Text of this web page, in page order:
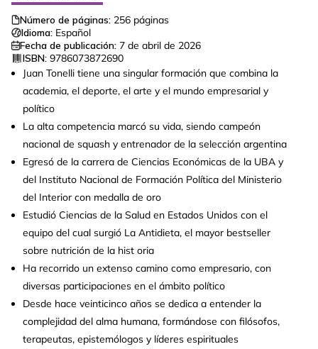
Número de páginas: 256 páginas
Idioma: Español
Fecha de publicación: 7 de abril de 2026
ISBN: 9786073872690
Juan Tonelli tiene una singular formación que combina la
academia, el deporte, el arte y el mundo empresarial y
político
La alta competencia marcó su vida, siendo campeón
nacional de squash y entrenador de la selección argentina
Egresó de la carrera de Ciencias Económicas de la UBA y
del Instituto Nacional de Formación Política del Ministerio
del Interior con medalla de oro
Estudió Ciencias de la Salud en Estados Unidos con el
equipo del cual surgió La Antidieta, el mayor bestseller
sobre nutrición de la hist oria
Ha recorrido un extenso camino como empresario, con
diversas participaciones en el ámbito político
Desde hace veinticinco años se dedica a entender la
complejidad del alma humana, formándose con filósofos,
terapeutas, epistemólogos y líderes espirituales